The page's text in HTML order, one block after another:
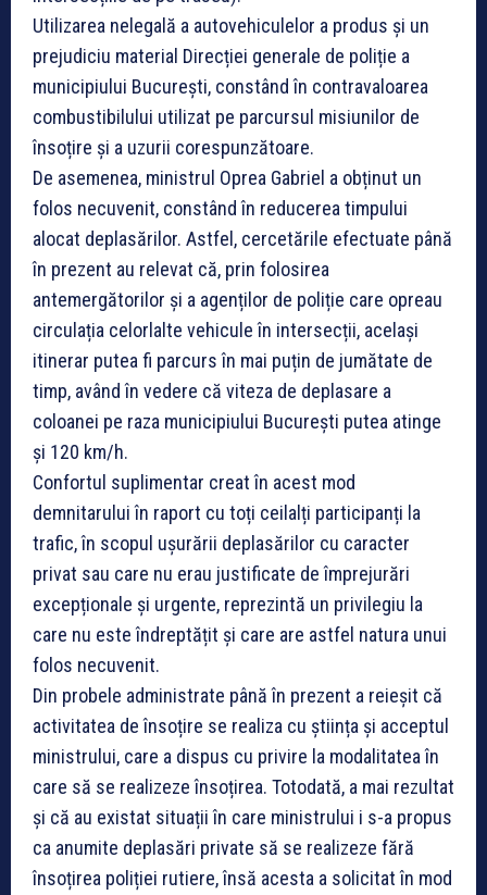
Utilizarea nelegală a autovehiculelor a produs și un
prejudiciu material Direcției generale de poliție a
municipiului București, constând în contravaloarea
combustibilului utilizat pe parcursul misiunilor de
însoțire și a uzurii corespunzătoare.
De asemenea, ministrul Oprea Gabriel a obținut un
folos necuvenit, constând în reducerea timpului
alocat deplasărilor. Astfel, cercetările efectuate până
în prezent au relevat că, prin folosirea
antemergătorilor și a agenților de poliție care opreau
circulația celorlalte vehicule în intersecții, același
itinerar putea fi parcurs în mai puțin de jumătate de
timp, având în vedere că viteza de deplasare a
coloanei pe raza municipiului București putea atinge
și 120 km/h.
Confortul suplimentar creat în acest mod
demnitarului în raport cu toți ceilalți participanți la
trafic, în scopul ușurării deplasărilor cu caracter
privat sau care nu erau justificate de împrejurări
excepționale și urgente, reprezintă un privilegiu la
care nu este îndreptățit și care are astfel natura unui
folos necuvenit.
Din probele administrate până în prezent a reieșit că
activitatea de însoțire se realiza cu știința și acceptul
ministrului, care a dispus cu privire la modalitatea în
care să se realizeze însoțirea. Totodată, a mai rezultat
și că au existat situații în care ministrului i s-a propus
ca anumite deplasări private să se realizeze fără
însoțirea poliției rutiere, însă acesta a solicitat în mod